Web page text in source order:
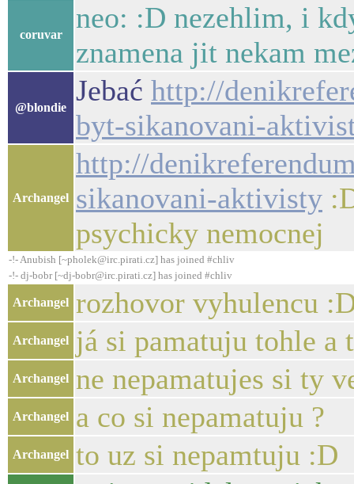
coruvar
neo: :D nezehlim, i
znamena jit nekam
@blondie
Jebać http://
byt-sikanovani-
Archangel
http://
sikanovani-aktivisty
psychicky nemocnej
-!- Anubish [~pholek@irc.pirati.cz] has joined #chliv
-!- dj-bobr [~dj-bobr@irc.pirati.cz] has joined #chliv
Archangel rozhovor vyhulencu
Archangel já si pamatuju tohle a
Archangel ne nepamatujes si ty
Archangel a co si nepamatuju ?
Archangel to uz si nepamtuju :D